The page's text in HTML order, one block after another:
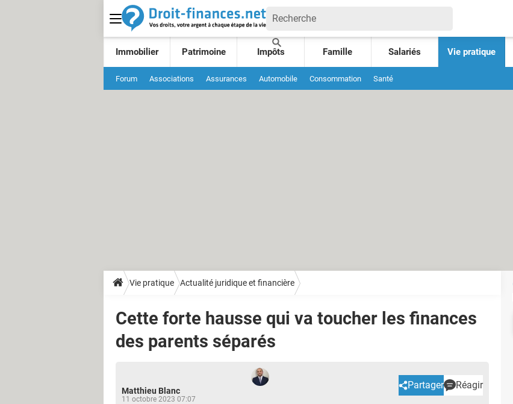
Immobilier Patrimoine Impôts Famille Salariés Vie pratique
Forum Associations Assurances Automobile Consommation Santé
Vie pratique Actualité juridique et financière
Cette forte hausse qui va toucher les finances
des parents séparés
Matthieu Blanc
11 octobre 2023 07:07
Partager Réagir